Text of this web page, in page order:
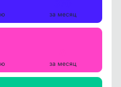
за месяц
за месяц